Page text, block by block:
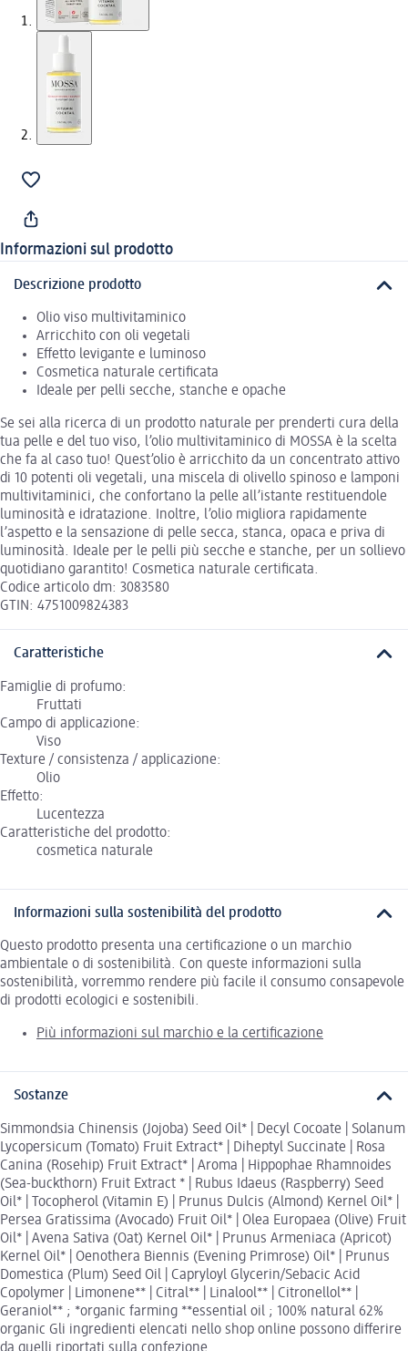
Informazioni sul prodotto
Descrizione prodotto
Olio viso multivitaminico
Arricchito con oli vegetali
Effetto levigante e luminoso
Cosmetica naturale certificata
Ideale per pelli secche, stanche e opache
Se sei alla ricerca di un prodotto naturale per prenderti cura della
tua pelle e del tuo viso, l’olio multivitaminico di MOSSA è la scelta
che fa al caso tuo! Quest’olio è arricchito da un concentrato attivo
di 10 potenti oli vegetali, una miscela di olivello spinoso e lamponi
multivitaminici, che confortano la pelle all’istante restituendole
luminosità e idratazione. Inoltre, l’olio migliora rapidamente
l’aspetto e la sensazione di pelle secca, stanca, opaca e priva di
luminosità. Ideale per le pelli più secche e stanche, per un sollievo
quotidiano garantito! Cosmetica naturale certificata.
Codice articolo dm: 3083580
GTIN: 4751009824383
Caratteristiche
Famiglie di profumo:
Fruttati
Campo di applicazione:
Viso
Texture / consistenza / applicazione:
Olio
Effetto:
Lucentezza
Caratteristiche del prodotto:
cosmetica naturale
Informazioni sulla sostenibilità del prodotto
Questo prodotto presenta una certificazione o un marchio
ambientale o di sostenibilità. Con queste informazioni sulla
sostenibilità, vorremmo rendere più facile il consumo consapevole
di prodotti ecologici e sostenibili.
Più informazioni sul marchio e la certificazione
Sostanze
Simmondsia Chinensis (Jojoba) Seed Oil* | Decyl Cocoate | Solanum
Lycopersicum (Tomato) Fruit Extract* | Diheptyl Succinate | Rosa
Canina (Rosehip) Fruit Extract* | Aroma | Hippophae Rhamnoides
(Sea-buckthorn) Fruit Extract * | Rubus Idaeus (Raspberry) Seed
Oil* | Tocopherol (Vitamin E) | Prunus Dulcis (Almond) Kernel Oil* |
Persea Gratissima (Avocado) Fruit Oil* | Olea Europaea (Olive) Fruit
Oil* | Avena Sativa (Oat) Kernel Oil* | Prunus Armeniaca (Apricot)
Kernel Oil* | Oenothera Biennis (Evening Primrose) Oil* | Prunus
Domestica (Plum) Seed Oil | Capryloyl Glycerin/Sebacic Acid
Copolymer | Limonene** | Citral** | Linalool** | Citronellol** |
Geraniol** ; *organic farming **essential oil ; 100% natural 62%
organic Gli ingredienti elencati nello shop online possono differire
da quelli riportati sulla confezione.